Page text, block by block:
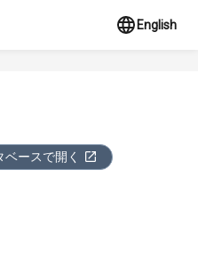
English
ースで開く